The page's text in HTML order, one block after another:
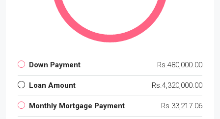
Down Payment Rs.480,000.00
Loan Amount Rs.4,320,000.00
Monthly Mortgage Payment Rs.33,217.06